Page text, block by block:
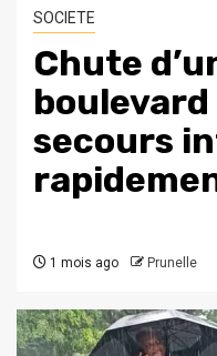
SOCIETE
Chute
boulevard
secours
1 mois ago Prunelle